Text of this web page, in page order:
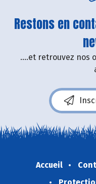
Restons en
....et retrouvez nos
Accueil